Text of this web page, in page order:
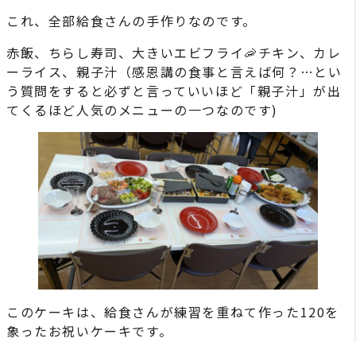
これ、全部給食さんの手作りなのです。
赤飯、ちらし寿司、大きいエビフライ🦐チキン、カレ
ーライス、親子汁（感恩講の食事と言えば何？…とい
う質問をすると必ずと言っていいほど「親子汁」が出
てくるほど人気のメニューの一つなのです)
このケーキは、給食さんが練習を重ねて作った120を
象ったお祝いケーキです。